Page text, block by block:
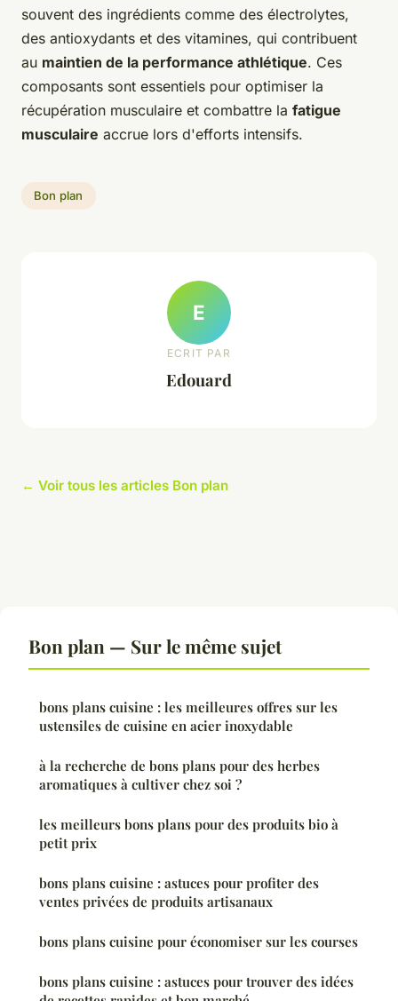
souvent des ingrédients comme des électrolytes,
des antioxydants et des vitamines, qui contribuent
au maintien de la performance athlétique. Ces
composants sont essentiels pour optimiser la
récupération musculaire et combattre la fatigue
musculaire accrue lors d'efforts intensifs.
Bon plan
E
ECRIT PAR
Edouard
← Voir tous les articles Bon plan
Bon plan — Sur le même sujet
bons plans cuisine : les meilleures offres sur les
ustensiles de cuisine en acier inoxydable
à la recherche de bons plans pour des herbes
aromatiques à cultiver chez soi ?
les meilleurs bons plans pour des produits bio à
petit prix
bons plans cuisine : astuces pour profiter des
ventes privées de produits artisanaux
bons plans cuisine pour économiser sur les courses
bons plans cuisine : astuces pour trouver des idées